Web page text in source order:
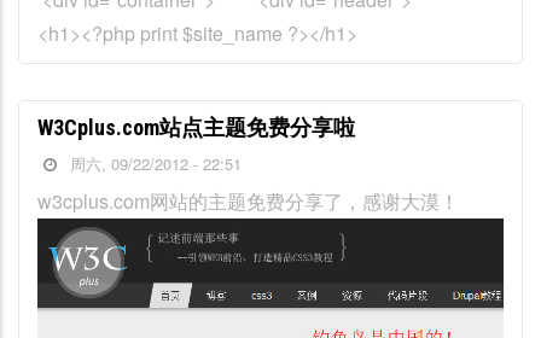
<h1><?php print $site_name ?></h1>
W3Cplus.com站点主题免费分享啦
周六, 09/22/2012 - 22:51
w3cplus.com网站的主题免费分享了，感谢大漠！